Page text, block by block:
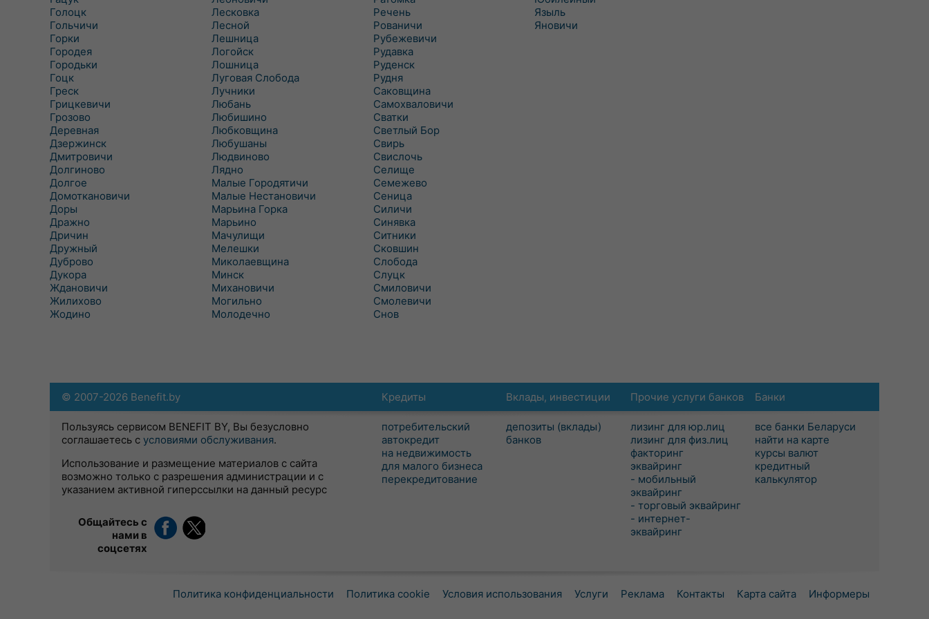
Голоцк
Гольчичи
Горки
Городея
Городьки
Гоцк
Греск
Грицкевичи
Грозово
Деревная
Дзержинск
Дмитровичи
Долгиново
Долгое
Домоткановичи
Доры
Дражно
Дричин
Дружный
Дуброво
Дукора
Ждановичи
Жилихово
Жодино
Лесковка
Лесной
Лешница
Логойск
Лошница
Луговая Слобода
Лучники
Любань
Любишино
Любковщина
Любушаны
Людвиново
Лядно
Малые Городятичи
Малые Нестановичи
Марьина Горка
Марьино
Мачулищи
Мелешки
Миколаевщина
Минск
Михановичи
Могильно
Молодечно
Речень
Рованичи
Рубежевичи
Рудавка
Руденск
Рудня
Саковщина
Самохваловичи
Сватки
Светлый Бор
Свирь
Свислочь
Селище
Семежево
Сеница
Силичи
Синявка
Ситники
Сковшин
Слобода
Слуцк
Смиловичи
Смолевичи
Снов
Языль
Яновичи
Кредиты
потребительский
автокредит
на недвижимость
для малого бизнеса
перекредитование
Вклады, инвестиции
депозиты (вклады)
банков
Прочие услуги банков
лизинг для юр.лиц
лизинг для физ.лиц
факторинг
эквайринг
- мобильный
эквайринг
- торговый эквайринг
- интернет-
эквайринг
Банки
все банки Беларуси
найти на карте
курсы валют
кредитный
калькулятор
© 2007-2026 Benefit.by
Пользуясь сервисом BENEFIT BY, Вы безусловно
соглашаетесь с условиями обслуживания.
Использование и размещение материалов с сайта
возможно только с разрешения администрации и с
указанием активной гиперссылки на данный ресурс
Общайтесь с
нами в
соцсетях
Политика конфиденциальности Политика cookie Условия использования Услуги Реклама Контакты Карта сайта Информеры